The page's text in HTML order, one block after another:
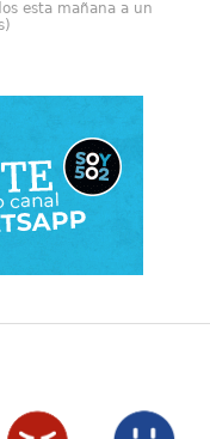
esta mañana a un